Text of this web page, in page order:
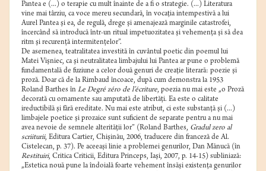
Pantea e (...) o terapie cu mult înainte de a fi o strategie. (...) Literatura
vine mai târziu, ca voce mereu secundară, în vocaţia intempestivă a lui
Aurel Pantea şi ea, de regulă, drege şi amenajează marginile catastrofei,
încercând să introducă într-un ritual impetuozitatea şi vehemenţa şi să dea
ritm şi recurenţă intermitenţelor”.
De asemenea, teatralitatea investită în cuvântul poetic din poemul lui
Matei Vişniec, ca şi neutralitatea limbajului lui Pantea ar pune o problemă
fundamentală de fuziune a celor două genuri de creaţie literară: poezie şi
proză. Doar că de la Rimbaud încoace, după cum demonstra la 1953
Roland Barthes în Le Degré zéro de l’écriture, poezia nu mai este „o Proză
decorată cu ornamente sau amputată de libertăţi. Ea este o calitate
ireductibilă şi fără ereditate. Nu mai este atribut, ci este substanţă şi (...)
limbajele poetice şi prozaice sunt suficient de separate pentru a nu mai
avea nevoie de semnele alterităţii lor” (Roland Barthes, Gradul zero al
scriiturii, Editura Cartier, Chişinău, 2006, traducere din franceză de Al.
Cistelecan, p. 37). Pe aceeaşi linie a problemei genurilor, Dan Mănucă (în
Restituiri, Critica Criticii, Editura Princeps, Iaşi, 2007, p. 14-15) subliniază:
„Estetica nouă pune la îndoială foarte vehement însăşi existenţa genurilor